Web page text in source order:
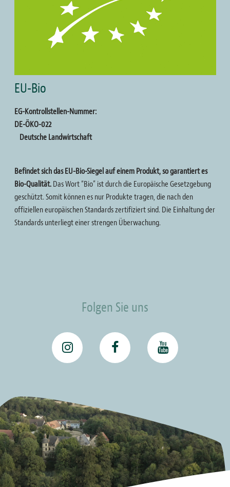
EU-Bio
EG-Kontrollstellen-Nummer:
DE-ÖKO-022
Deutsche Landwirtschaft
Befindet sich das EU-Bio-Siegel auf einem Produkt, so garantiert es
Bio-Qualität. Das Wort “Bio” ist durch die Europäische Gesetzgebung
geschützt. Somit können es nur Produkte tragen, die nach den
offiziellen europäischen Standards zertifiziert sind. Die Einhaltung der
Standards unterliegt einer strengen Überwachung.
Folgen Sie uns